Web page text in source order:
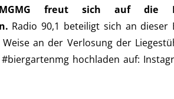
MGMG freut sich auf die
Radio 90,1 beteiligt sich an dieser
an der Verlosung der
hochladen auf: